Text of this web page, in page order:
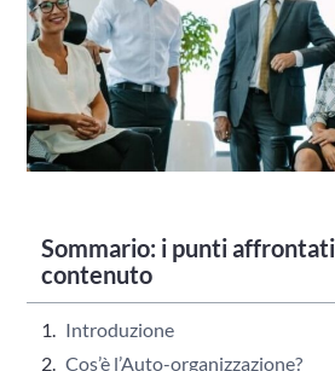
Sommario: i punti
contenuto
Introduzione
Cos’è l’Auto-organizzazione?